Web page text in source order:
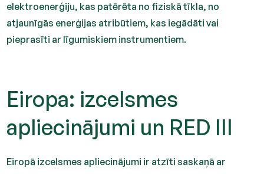
elektroenerģiju, kas patērēta no fiziskā tīkla, no
atjaunīgās enerģijas atribūtiem, kas iegādāti vai
pieprasīti ar līgumiskiem instrumentiem.
Eiropa: izcelsmes
apliecinājumi un RED III
Eiropā izcelsmes apliecinājumi ir atzīti saskaņā ar